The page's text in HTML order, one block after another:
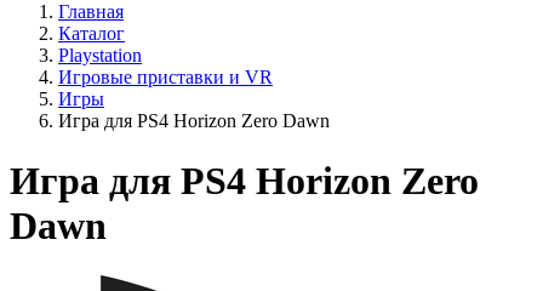
Главная
Каталог
Playstation
Игровые приставки и VR
Игры
Игра для PS4 Horizon Zero Dawn
Игра для PS4 Horizon Zero
Dawn